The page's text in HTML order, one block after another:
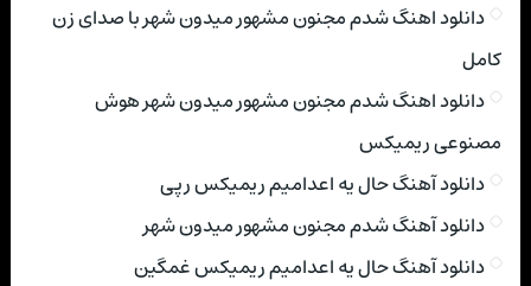
دانلود اهنگ شدم مجنون مشهور میدون شهر با صدای زن
کامل
دانلود اهنگ شدم مجنون مشهور میدون شهر هوش
مصنوعی ریمیکس
دانلود آهنگ حال یه اعدامیم ریمیکس رپی
دانلود آهنگ شدم مجنون مشهور میدون شهر
دانلود آهنگ حال یه اعدامیم ریمیکس غمگین